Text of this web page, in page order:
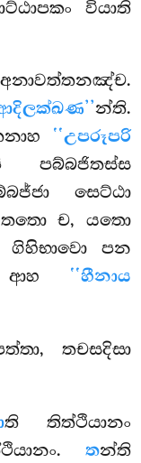
වියාති
න්ති.
‘‘උපරූපරි
පබ්බජිතස්ස
සෙට්ඨා
ච, යතො
ගිහිභාවො පන
ආහ ‘‘හීනාය
තචසදිසා
ති තිත්ථියානං
තන්ති